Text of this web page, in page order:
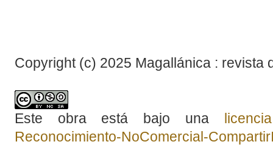
Copyright (c) 2025 Magallánica : revista
Este obra está bajo una
Reconocimiento-NoComercial-